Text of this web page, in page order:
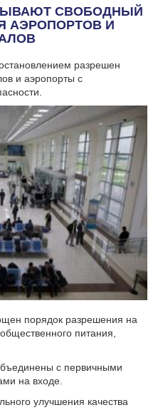
СВОБОДНЫЙ
АЭРОПОРТОВ И
разрешен
и аэропорты с
порядок разрешения на
питания,
с первичными
на входе.
улучшения качества